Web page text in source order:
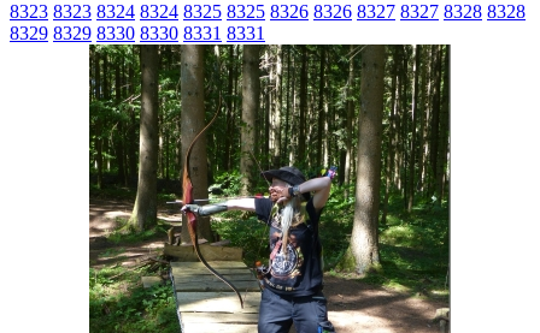
8323 8323 8324 8324 8325 8325 8326 8326 8327 8327 8328 8328
8329 8329 8330 8330 8331 8331